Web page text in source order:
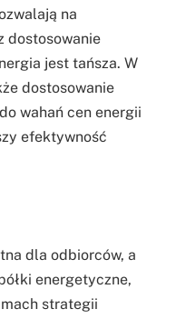
na
dostosowanie
jest tańsza. W
dostosowanie
wahań cen energii
efektywność
dla odbiorców, a
energetyczne,
strategii